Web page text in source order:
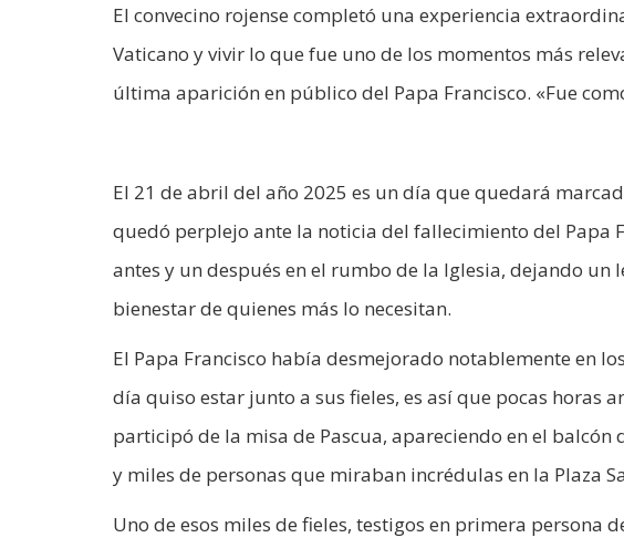
El convecino rojense completó una experiencia
Vaticano y vivir lo que fue uno de los momentos más
última aparición en público del Papa Francisco. «Fue
El 21 de abril del año 2025 es un día que quedará
quedó perplejo ante la noticia del fallecimiento del Papa
antes y un después en el rumbo de la Iglesia, dejando un
bienestar de quienes más lo necesitan.
El Papa Francisco había desmejorado notablemente en
día quiso estar junto a sus fieles, es así que pocas horas
participó de la misa de Pascua, apareciendo en el
y miles de personas que miraban incrédulas en la Plaza
Uno de esos miles de fieles, testigos en primera